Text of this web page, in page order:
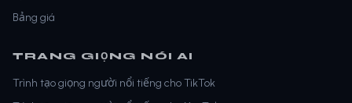
Bảng giá
TRANG GIỌNG NÓI AI
Trình tạo giọng người nổi tiếng cho TikTok